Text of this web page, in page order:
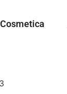
Cosmetica